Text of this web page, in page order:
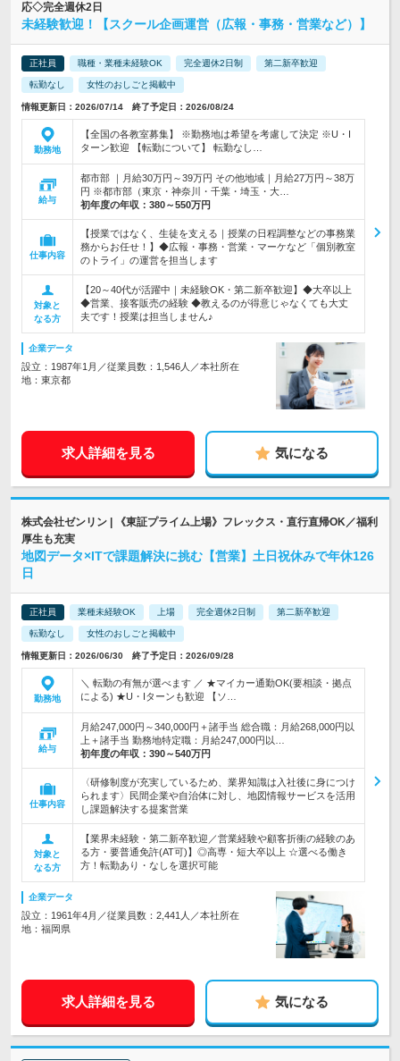
応◇完全週休2日
未経験歓迎！【スクール企画運営（広報・事務・営業など）】
正社員 職種・業種未経験OK 完全週休2日制 第二新卒歓迎
転勤なし 女性のおしごと掲載中
情報更新日：2026/07/14 終了予定日：2026/08/24
勤務地
【全国の各教室募集】 ※勤務地は希望を考慮して決定 ※U・I
ターン歓迎 【転勤について】 転勤なし…
給与
都市部 ｜月給30万円～39万円 その他地域｜月給27万円～38万
円 ※都市部（東京・神奈川・千葉・埼玉・大…
初年度の年収： 380～550万円
仕事内容
【授業ではなく、生徒を支える｜授業の日程調整などの事務業
務からお任せ！】◆広報・事務・営業・マーケなど「個別教室
のトライ」の運営を担当します
対象と
なる方
【20～40代が活躍中｜未経験OK・第二新卒歓迎】◆大卒以上
◆営業、接客販売の経験 ◆教えるのが得意じゃなくても大丈
夫です！授業は担当しません♪
企業データ
設立：1987年1月／従業員数：1,546人／本社所在
地：東京都
求人詳細を見る 気になる
株式会社ゼンリン | 《東証プライム上場》フレックス・直行直帰OK／福利
厚生も充実
地図データ×ITで課題解決に挑む【営業】土日祝休みで年休126
日
正社員 業種未経験OK 上場 完全週休2日制 第二新卒歓迎
転勤なし 女性のおしごと掲載中
情報更新日：2026/06/30 終了予定日：2026/09/28
勤務地
＼ 転勤の有無が選べます ／ ★マイカー通勤OK(要相談・拠点
による) ★U・Iターンも歓迎 【ソ…
給与
月給247,000円～340,000円＋諸手当 総合職：月給268,000円以
上＋諸手当 勤務地特定職：月給247,000円以…
初年度の年収： 390～540万円
仕事内容
〈研修制度が充実しているため、業界知識は入社後に身につけ
られます〉民間企業や自治体に対し、地図情報サービスを活用
し課題解決する提案営業
対象と
なる方
【業界未経験・第二新卒歓迎／営業経験や顧客折衝の経験のあ
る方・要普通免許(AT可)】◎高専・短大卒以上 ☆選べる働き
方！転勤あり・なしを選択可能
企業データ
設立：1961年4月／従業員数：2,441人／本社所在
地：福岡県
求人詳細を見る 気になる